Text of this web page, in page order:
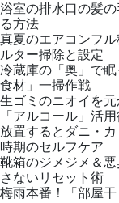
浴室の排水口の髪
る方法
真夏のエアコンフ
ルター掃除と設定
冷蔵庫の「奥」で
食材」一掃作戦
生ゴミのニオイを
「アルコール」活
放置するとダニ・
時期のセルフケア
靴箱のジメジメ＆
さないリセット術
梅雨本番！「部屋